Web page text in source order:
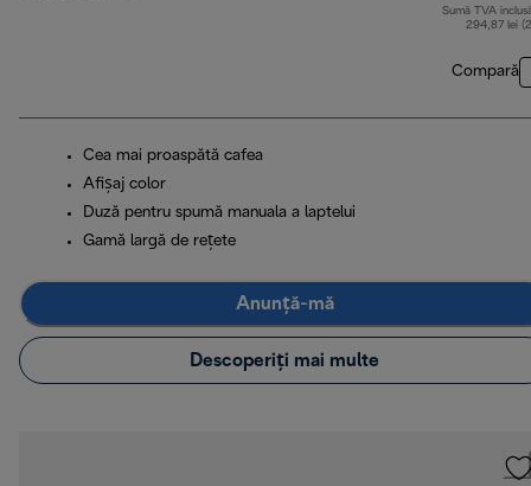
Sumă TVA
294,87 lei
Compară
Cea mai proaspătă cafea
Afișaj color
Duză pentru spumă manuala a laptelui
Gamă largă de rețete
Anunță-mă
Descoperiți mai multe